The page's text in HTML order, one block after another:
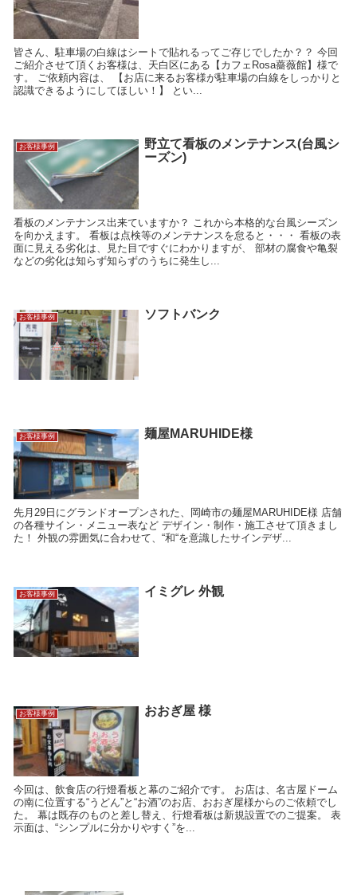
皆さん、駐車場の白線はシートで貼れるってご存じでしたか？？ 今回
ご紹介させて頂くお客様は、天白区にある【カフェRosa薔薇館】様で
す。 ご依頼内容は、 【お店に来るお客様が駐車場の白線をしっかりと
認識できるようにしてほしい！】 とい...
お客様事例
野立て看板のメンテナンス(台風シ
ーズン)
看板のメンテナンス出来ていますか？ これから本格的な台風シーズン
を向かえます。 看板は点検等のメンテナンスを怠ると・・・ 看板の表
面に見える劣化は、見た目ですぐにわかりますが、 部材の腐食や亀裂
などの劣化は知らず知らずのうちに発生し...
お客様事例 ソフトバンク
お客様事例 麺屋MARUHIDE様
先月29日にグランドオープンされた、岡崎市の麺屋MARUHIDE様 店舗
の各種サイン・メニュー表など デザイン・制作・施工させて頂きまし
た！ 外観の雰囲気に合わせて、“和“を意識したサインデザ...
お客様事例 イミグレ 外観
お客様事例 おおぎ屋 様
今回は、飲食店の行燈看板と幕のご紹介です。 お店は、名古屋ドーム
の南に位置する“うどん”と“お酒”のお店、おおぎ屋様からのご依頼でし
た。 幕は既存のものと差し替え、行燈看板は新規設置でのご提案。 表
示面は、“シンプルに分かりやすく”を...